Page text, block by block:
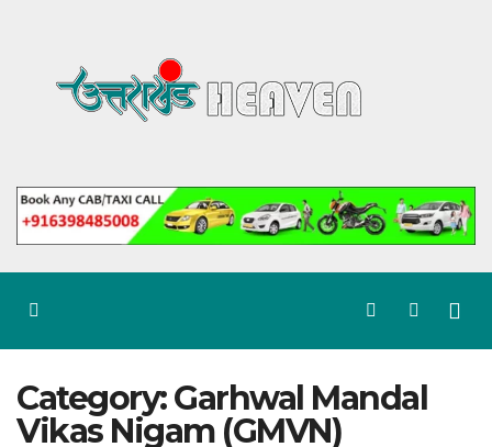
Category:Garhwal Mandal
Vikas Nigam (GMVN)